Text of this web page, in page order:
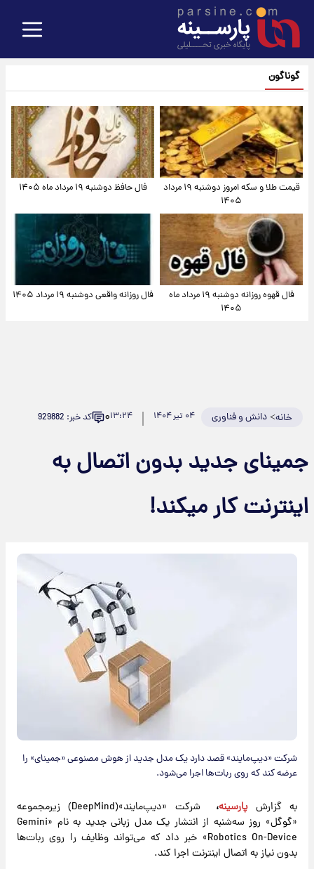
گوناگون
قیمت طلا و سکه امروز دوشنبه ۱۹ مرداد
۱۴۰۵
فال حافظ دوشنبه ۱۹ مرداد ماه ۱۴۰۵
فال قهوه روزانه دوشنبه ۱۹ مرداد ماه
۱۴۰۵
فال روزانه واقعی دوشنبه ۱۹ مرداد ۱۴۰۵
خانه>دانش و فناوری ۰۴ تیر ۱۴۰۴ ۱۳:۲۴۰ کد خبر: 929882
جمینای جدید بدون اتصال به
اینترنت کار میکند!
شرکت «دیپ‌مایند» قصد دارد یک مدل جدید از هوش مصنوعی «جمینای» را
عرضه کند که روی ربات‌ها اجرا می‌شود.
به گزارشپارسینه،
شرکت «دیپ‌مایند»(DeepMind) زیرمجموعه
«گوگل» روز سه‌شنبه از انتشار یک مدل زبانی جدید به نام «Gemini
Robotics On-Device» خبر داد که می‌تواند وظایف را روی ربات‌ها
بدون نیاز به اتصال اینترنت اجرا کند.